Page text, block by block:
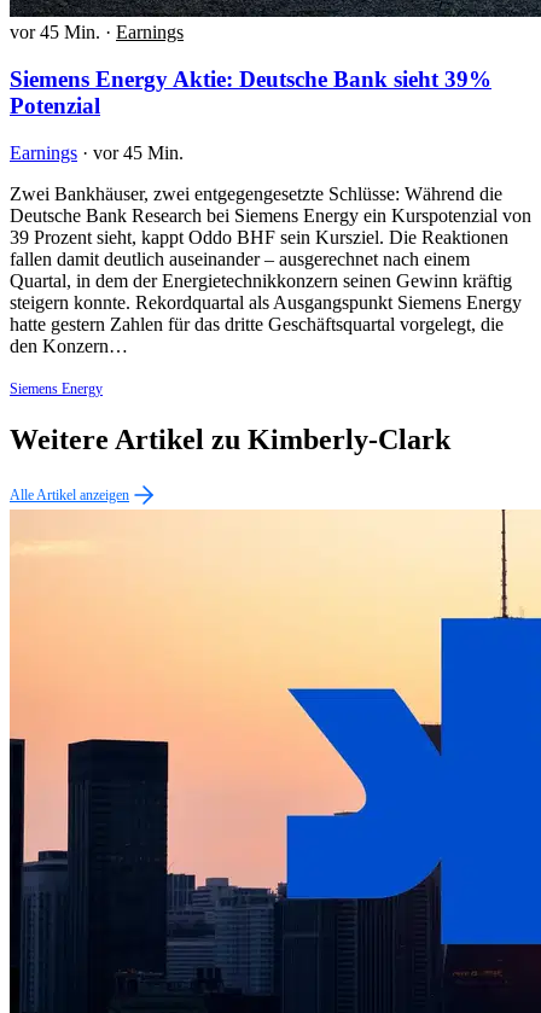
vor 45 Min. · Earnings
Siemens Energy Aktie: Deutsche Bank sieht 39%
Potenzial
Earnings · vor 45 Min.
Zwei Bankhäuser, zwei entgegengesetzte Schlüsse: Während die
Deutsche Bank Research bei Siemens Energy ein Kurspotenzial von
39 Prozent sieht, kappt Oddo BHF sein Kursziel. Die Reaktionen
fallen damit deutlich auseinander – ausgerechnet nach einem
Quartal, in dem der Energietechnikkonzern seinen Gewinn kräftig
steigern konnte. Rekordquartal als Ausgangspunkt Siemens Energy
hatte gestern Zahlen für das dritte Geschäftsquartal vorgelegt, die
den Konzern…
Siemens Energy
Weitere Artikel zu Kimberly-Clark
Alle Artikel anzeigen